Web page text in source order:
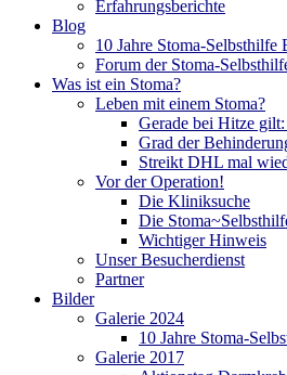
Erfahrungsberichte
Blog
10 Jahre Stoma-Selbsthilfe
Forum der Stoma-
Was ist ein Stoma?
Leben mit einem Stoma?
Gerade bei Hitze
Grad der
Streikt DHL mal
Vor der Operation!
Die Kliniksuche
Die
Wichtiger Hinweis
Unser Besucherdienst
Partner
Bilder
Galerie 2024
10 Jahre Stoma-
Galerie 2017